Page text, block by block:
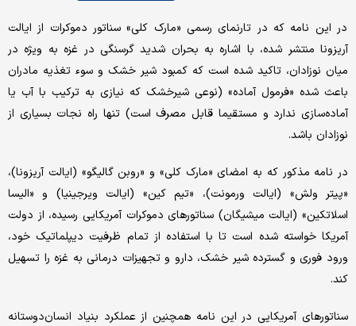
در این نامه که در تارنمای رسمی «مارک کلی» سناتور دموکرات از ایالت
آریزونا منتشر شده، با اشاره به بحران شدید گرسنگی در غزه به‌ ویژه در
میان نوزادان، تاکید شده است که کمبود شیر خشک و سوء تغذیه مادران
باعث شده «فرمول آماده» (نوعی شیرخشک که نیازی به ترکیب با آب یا
آماده‌سازی ندارد و مستقیما قابل مصرف است) تنها راه نجات بسیاری از
نوزادان باشد.
در نامه مذکور که به امضای «مارک کلی» و «روبن گالیگو» (ایالت آریزونا)،
«پیتر ولش» (ایالت ورمونت)، «تیم کین» (ایالت ویرجینیا) و «الیسا
اسلاتکین» (ایالت میشیگان) سناتورهای دموکرات آمریکایی رسیده، از دولت
آمریکا خواسته شده است تا با استفاده از تمام ظرفیت دیپلماتیک خود،
ورود فوری و گسترده شیر خشک، دارو و تجهیزات درمانی به غزه را تسهیل
کند.
سناتورهای آمریکایی در این نامه همچنین از عملکرد بنیاد انسان‌دوستانه